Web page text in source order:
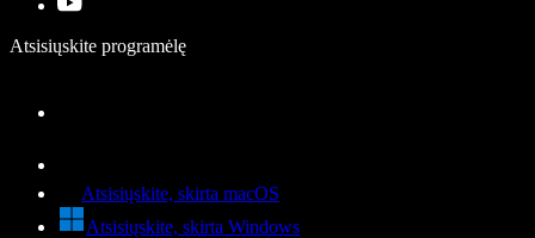
Atsisiųskite programėlę
Atsisiųskite, skirta macOS
Atsisiųskite, skirta Windows